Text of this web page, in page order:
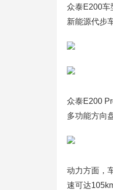
众泰E200车
新能源代步
众泰E200
多功能方向
动力方面，
速可达